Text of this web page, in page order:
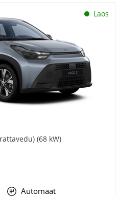
Laos
(68 kW)
Automaat